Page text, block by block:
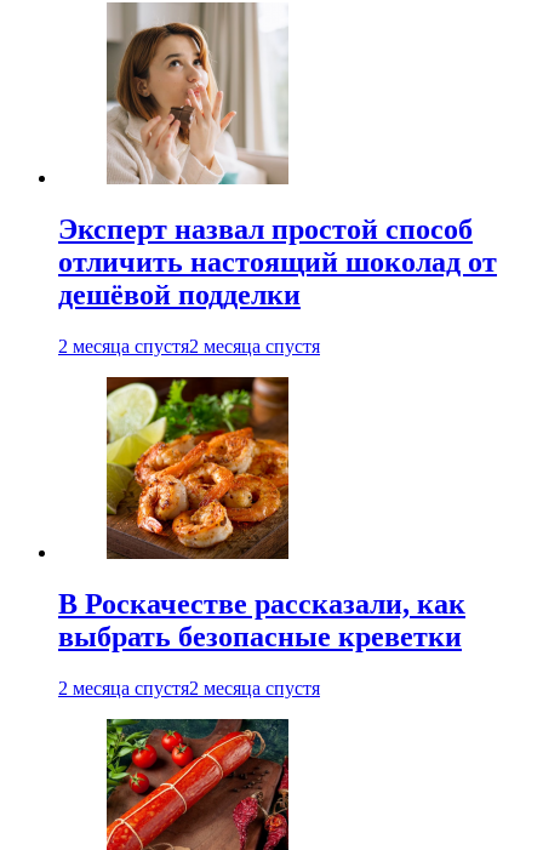
Эксперт назвал простой способ
отличить настоящий шоколад от
дешёвой подделки
2 месяца спустя2 месяца спустя
В Роскачестве рассказали, как
выбрать безопасные креветки
2 месяца спустя2 месяца спустя